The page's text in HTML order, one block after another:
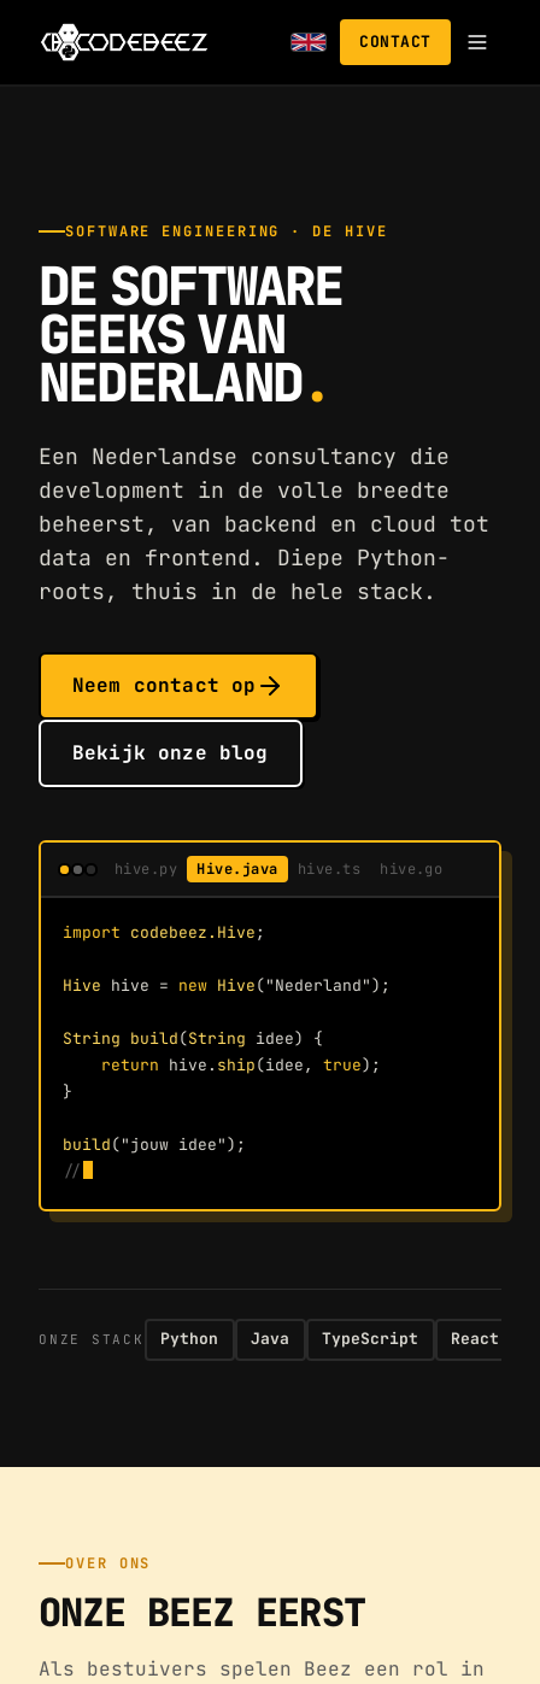
CONTACT
SOFTWARE ENGINEERING · DE HIVE
DE SOFTWARE
GEEKS VAN
NEDERLAND.
Een Nederlandse consultancy die
development in de volle breedte
beheerst, van backend en cloud tot
data en frontend. Diepe Python-
roots, thuis in de hele stack.
Neem contact op
Bekijk onze blog
hive.py Hive.java hive.ts hive.go
import codebeez.Hive;
Hive hive = new Hive("Nederland");
String build(String idee) {
return hive. ship(idee, true);
}
build("jouw idee");
// ✓ live in productie
ONZE STACK Python Java TypeScript React
OVER ONS
ONZE BEEZ EERST
Als bestuivers spelen Beez een rol in